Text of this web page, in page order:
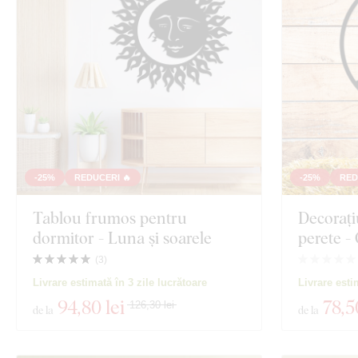
Text propriu
Tehnologia producției
Exclusivitate
Adâncime
Coroană
Muzică
-25% REDUCERI 🔥
Tablou frumos pentru
dormitor - Luna și soarele
(3)
Livrare estimată în 3 zile lucrătoare
de la 94,80 lei 126,30 lei
-25%
perete -
Livrare
de la 78